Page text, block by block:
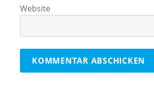
Website